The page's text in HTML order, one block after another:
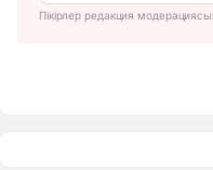
Пікірлер редакция